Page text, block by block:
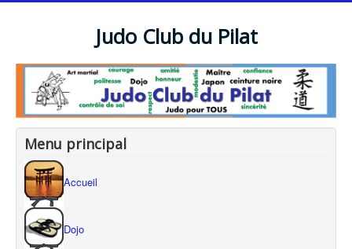
Judo Club du Pilat
Menu principal
Accueil
Dojo